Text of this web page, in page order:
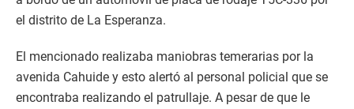
el distrito de La Esperanza.
El mencionado realizaba maniobras temerarias por la
avenida Cahuide y esto alertó al personal policial que se
encontraba realizando el patrullaje. A pesar de que le